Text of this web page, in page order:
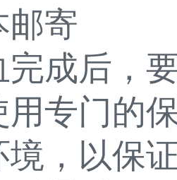
寄
后，要
用专门的
境，以保